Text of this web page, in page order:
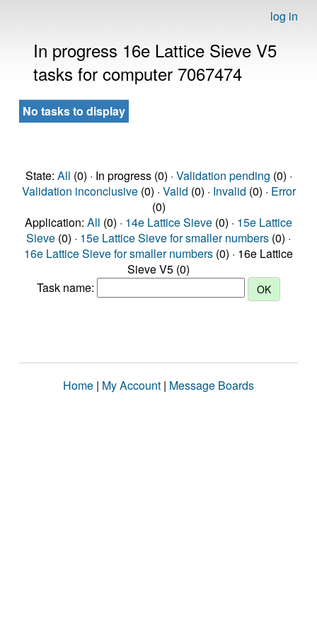
log in
In progress 16e Lattice Sieve V5
tasks for computer 7067474
No tasks to display
State: All (0) · In progress (0) · Validation pending (0) ·
Validation inconclusive(0) · Valid (0) · Invalid (0) · Error
(0)
Application: All (0) · 14e Lattice Sieve (0) · 15e Lattice
Sieve (0) · 15e Lattice Sieve for smaller numbers (0) ·
16e Lattice Sieve for smaller numbers (0) · 16e Lattice
Sieve V5 (0)
Task name:
Home | My Account | Message Boards